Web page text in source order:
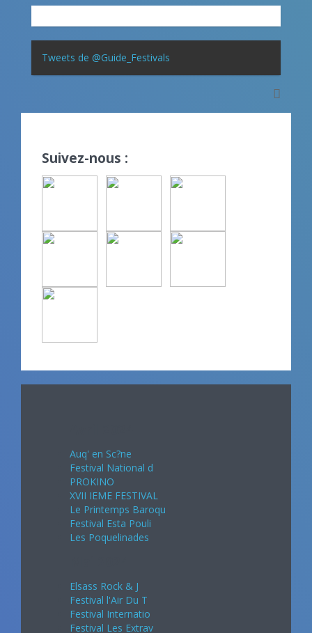
Tweets de @Guide_Festivals
Suivez-nous :
Auq' en Sc?ne
Festival National d
PROKINO
XVII IEME FESTIVAL
Le Printemps Baroqu
Festival Esta Pouli
Les Poquelinades
Elsass Rock & J
Festival l'Air Du T
Festival Internatio
Festival Les Extrav